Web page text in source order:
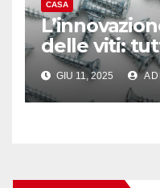
CASA
delle viti:
testa
GIU 11, 2025